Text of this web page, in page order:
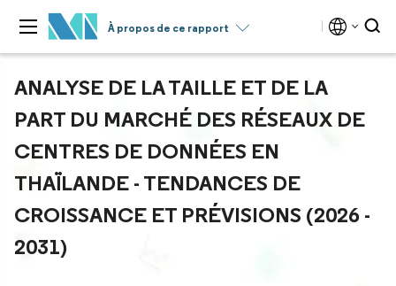
À propos de ce rapport
ANALYSE DE LA TAILLE ET DE LA
PART DU MARCHÉ DES RÉSEAUX DE
CENTRES DE DONNÉES EN
THAÏLANDE - TENDANCES DE
CROISSANCE ET PRÉVISIONS (2026 -
2031)